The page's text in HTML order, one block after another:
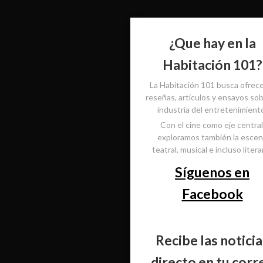
¿Que hay en la
Habitación 101?
La Habitación 101 busca
reseñas, artículos y ensayos
industria del
Con el cine como eje
exploramos también la
teatral, musical e incluso
Síguenos en
Facebook
Recibe las